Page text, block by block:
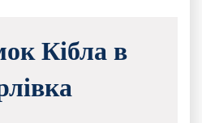
Кібла в